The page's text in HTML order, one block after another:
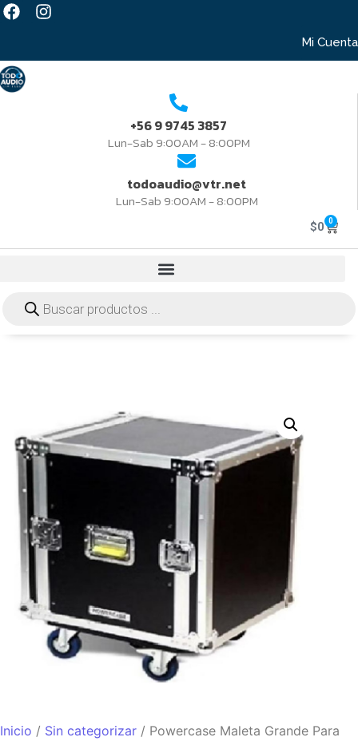
Mi Cuenta
+56 9 9745 3857
Lun-Sab 9:00AM - 8:00PM
todoaudio@vtr.net
Lun-Sab 9:00AM - 8:00PM
$0 0
Inicio / Sin categorizar / Powercase Maleta Grande Para